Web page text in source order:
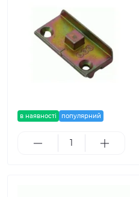
в наявності популярний